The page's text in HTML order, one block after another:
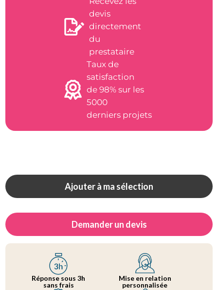
devis
directement
du
prestataire
Taux de
satisfaction
de 98% sur les
5000
derniers projets
Ajouter à ma sélection
Demander un devis
Réponse sous 3h
sans frais
Mise en relation
personnalisée